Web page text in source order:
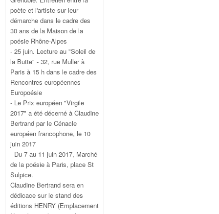
poète et l'artiste sur leur
démarche dans le cadre des
30 ans de la Maison de la
poésie Rhône-Alpes
- 25 juin. Lecture au "Soleil de
la Butte" - 32, rue Muller à
Paris à 15 h dans le cadre des
Rencontres européennes-
Europoésie
- Le Prix européen "Virgile
2017" a été décerné à Claudine
Bertrand par le Cénacle
européen francophone, le 10
juin 2017
- Du 7 au 11 juin 2017, Marché
de la poésie à Paris, place St
Sulpice.
Claudine Bertrand sera en
dédicace sur le stand des
éditions HENRY (Emplacement